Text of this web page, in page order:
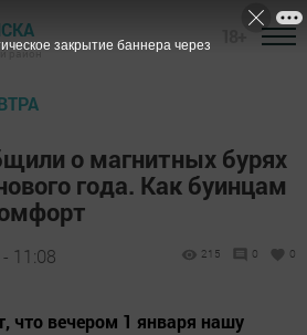
район
о магнитных бурях
года. Как буинцам
11:08 215 0 0
что вечером 1 января нашу
закрытие баннера через